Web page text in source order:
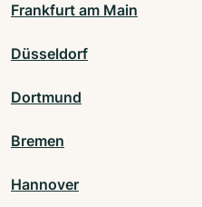
Frankfurt am Main
Düsseldorf
Dortmund
Bremen
Hannover